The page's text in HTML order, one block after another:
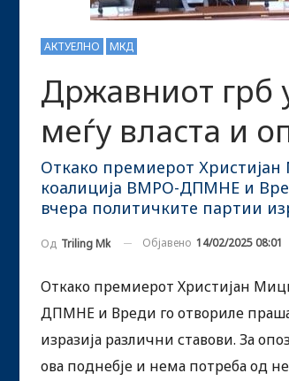
АКТУЕЛНО МКД
Државниот грб
меѓу власта и
Откако премиерот Христијан
коалиција ВМРО-ДПМНЕ и
вчера политичките партии
Од Triling Mk Објавено 14/02/2025 08:01
Откако премиерот Христијан
ДПМНЕ и Вреди го отвориле
изразија различни ставови. За
ова поднебје и нема потреба од